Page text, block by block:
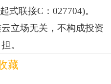
式联接C：027704)。
立场无关，不构成投资
。
藏